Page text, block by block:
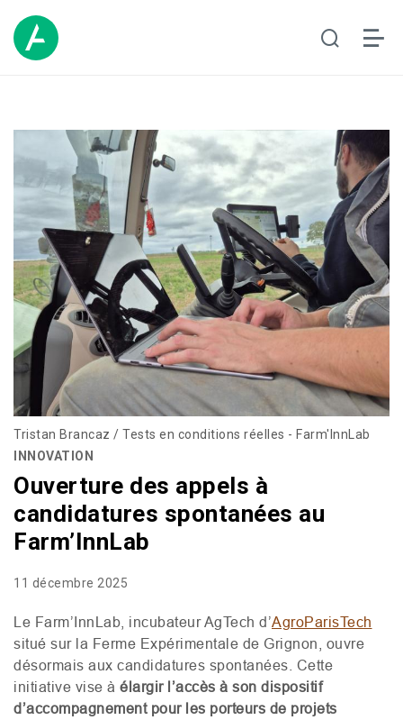
Tristan Brancaz / Tests en conditions réelles - Farm'InnLab
INNOVATION
Ouverture des appels à
candidatures spontanées au
Farm’InnLab
11 décembre 2025
Le Farm’InnLab, incubateur AgTech d’AgroParisTech
situé sur la Ferme Expérimentale de Grignon, ouvre
désormais aux candidatures spontanées. Cette
initiative vise à élargir l’accès à son dispositif
d’accompagnement pour les porteurs de projets